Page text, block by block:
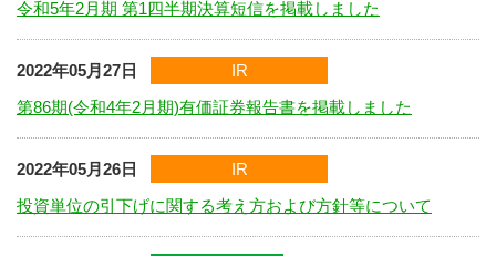
令和5年2月期 第1四半期決算短信を掲載しました
2022年05月27日
IR
第86期(令和4年2月期)有価証券報告書を掲載しました
2022年05月26日
IR
投資単位の引下げに関する考え方および方針等について